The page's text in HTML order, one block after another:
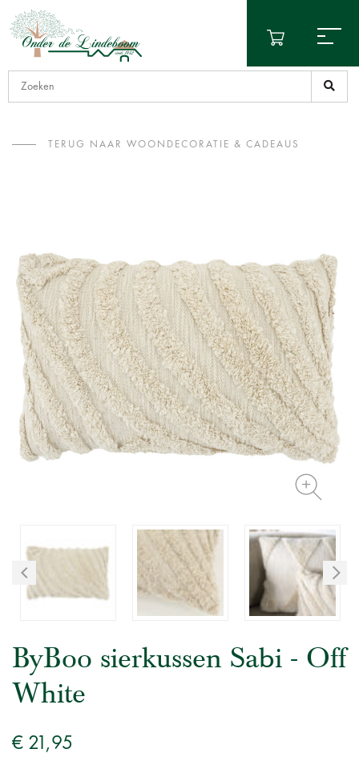
TERUG NAAR WOONDECORATIE & CADEAUS
ByBoo sierkussen Sabi - Off
White
€ 21,95